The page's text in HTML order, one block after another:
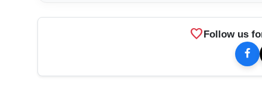
favoriteFollow us